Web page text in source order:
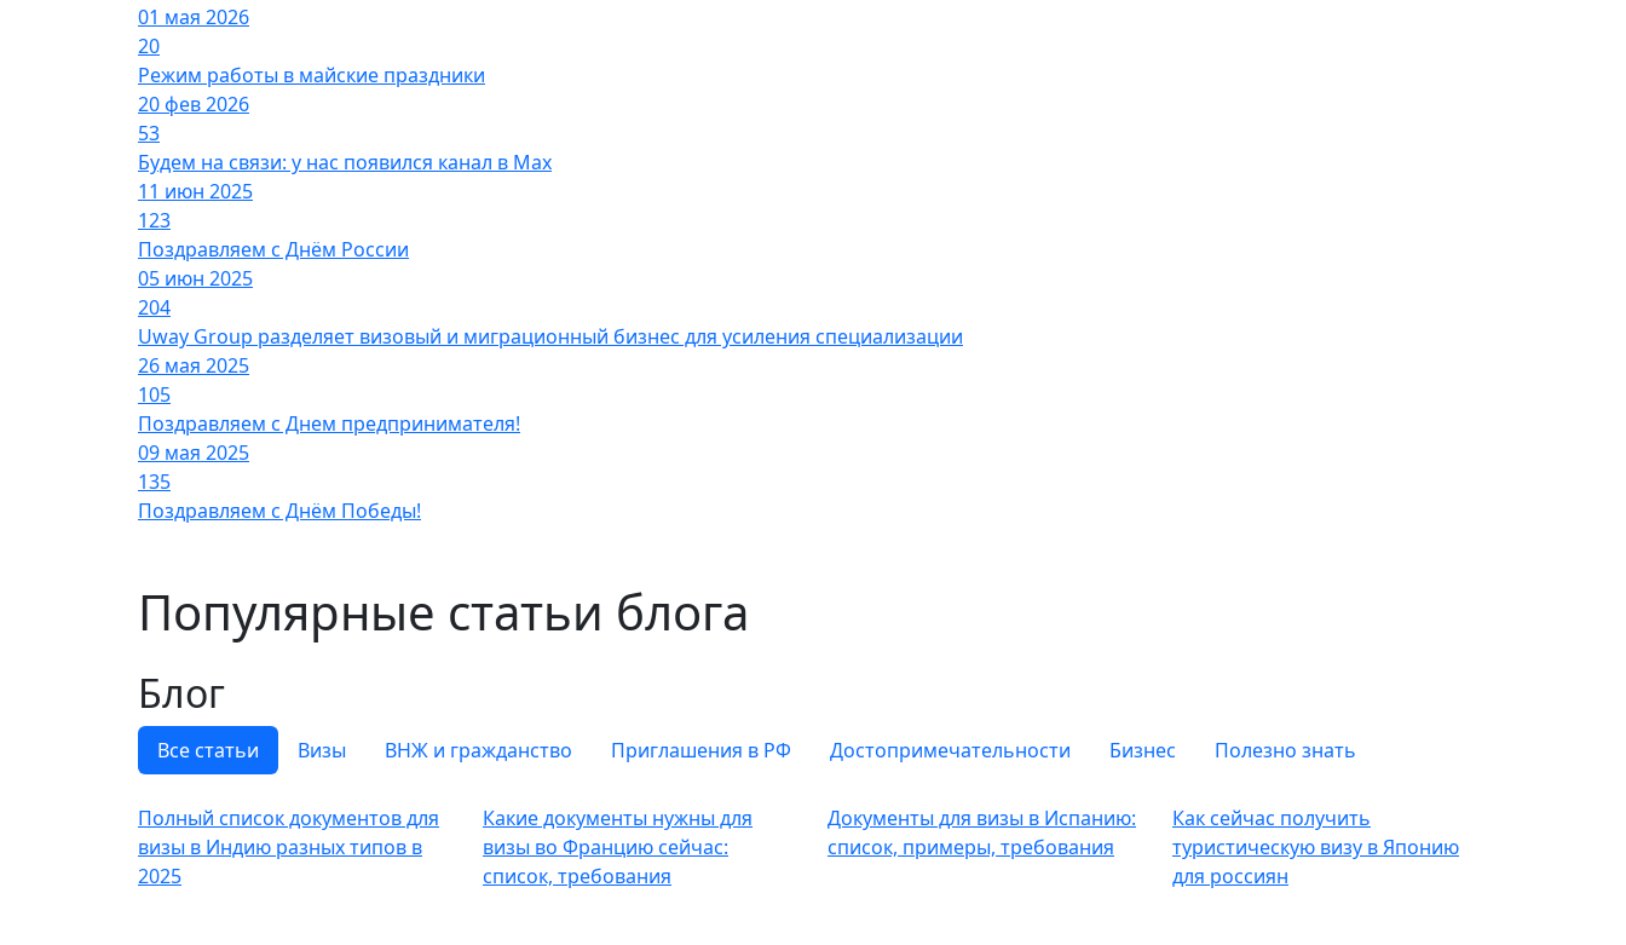
01 мая 2026
20
Режим работы в майские праздники
20 фев 2026
53
Будем на связи: у нас появился канал в Max
11 июн 2025
123
Поздравляем с Днём России
05 июн 2025
204
Uway Group разделяет визовый и миграционный бизнес для усиления специализации
26 мая 2025
105
Поздравляем с Днем предпринимателя!
09 мая 2025
135
Поздравляем с Днём Победы!
Популярные статьи блога
Блог
Все статьи Визы ВНЖ и гражданство Приглашения в РФ Достопримечательности Бизнес Полезно знать
Полный список документов для
визы в Индию разных типов в
2025
Какие документы нужны для
визы во Францию сейчас:
список, требования
Документы для визы в Испанию:
список, примеры, требования
Как сейчас получить
туристическую визу в Японию
для россиян